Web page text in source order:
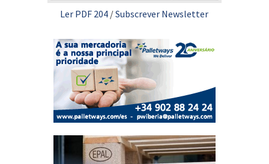
Ler PDF 204 /Subscrever Newsletter